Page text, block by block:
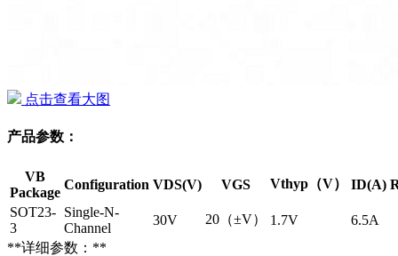
点击查看大图
产品参数：
VB
Package
Configuration VDS(V) VGS Vthyp（V） ID(A)
SOT23-
3
Single-N-
Channel
30V 20（±V） 1.7V
6.5A
**详细参数：**